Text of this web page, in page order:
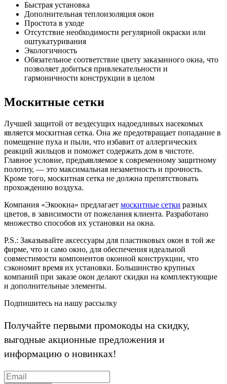
Быстрая установка
Дополнительная теплоизоляция окон
Простота в уходе
Отсутствие необходимости регулярной окраски или
оштукатуривания
Экологичность
Обязательное соответствие цвету заказанного окна, что
позволяет добиться привлекательности и
гармоничности конструкции в целом
Москитные сетки
Лучшей защитой от вездесущих надоедливых насекомых
является москитная сетка. Она же предотвращает попадание в
помещение пуха и пыли, что избавит от аллергических
реакций жильцов и поможет содержать дом в чистоте.
Главное условие, предъявляемое к современному защитному
полотну, — это максимальная незаметность и прочность.
Кроме того, москитная сетка не должна препятствовать
прохождению воздуха.
Компания «Экоокна» предлагает москитные сетки разных
цветов, в зависимости от пожелания клиента. Разработано
множество способов их установки на окна.
P.S.: Заказывайте аксессуары для пластиковых окон в той же
фирме, что и само окно, для обеспечения идеальной
совместимости компонентов оконной конструкции, что
сэкономит время их установки. Большинство крупных
компаний при заказе окон делают скидки на комплектующие
и дополнительные элементы.
Подпишитесь на нашу рассылку
Получайте первыми промокоды на скидку,
выгодные акционные предложения и
информацию о новинках!